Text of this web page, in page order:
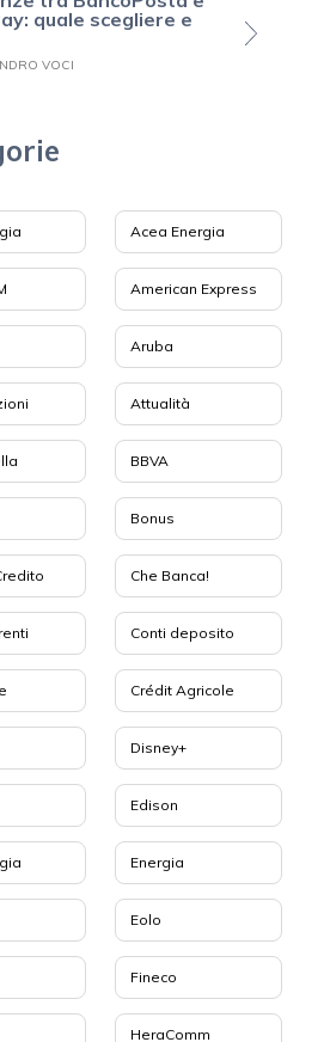
quale scegliere e
VOCI
Acea Energia
American Express
Aruba
Attualità
BBVA
Bonus
Che Banca!
Conti deposito
Crédit Agricole
Disney+
Edison
Energia
Eolo
Fineco
HeraComm